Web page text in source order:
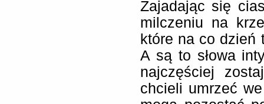
Zajadając się
milczeniu na
które na co dzień
A są to słowa
najczęściej
chcieli umrzeć